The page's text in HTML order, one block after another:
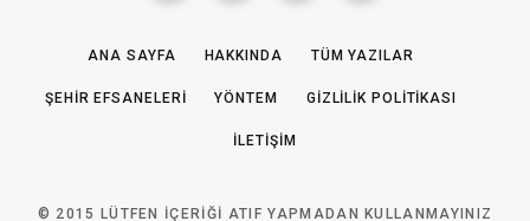
ANA SAYFA HAKKINDA TÜM YAZILAR
ŞEHIR EFSANELERI YÖNTEM GIZLILIK POLITIKASI
İLETIŞIM
© 2015 LÜTFEN IÇERIĞI ATIF YAPMADAN KULLANMAYINIZ